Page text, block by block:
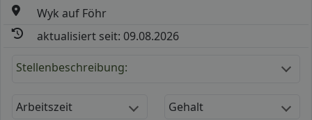
Wyk auf Föhr
aktualisiert seit: 09.08.2026
Stellenbeschreibung:
Arbeitszeit Gehalt